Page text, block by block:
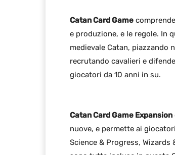
Catan Card Game
e produzione, e le regole. In
medievale Catan, piazzando
recrutando cavalieri e
giocatori da 10 anni in su.
Catan Card Game Expansion
nuove, e permette ai
Science & Progress, Wizards